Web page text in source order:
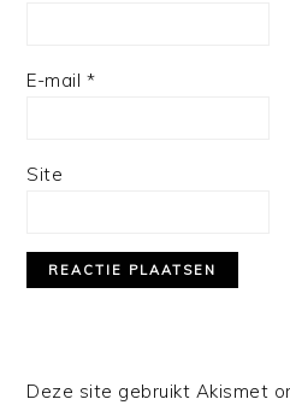
E-mail *
Site
Deze site gebruikt Akismet